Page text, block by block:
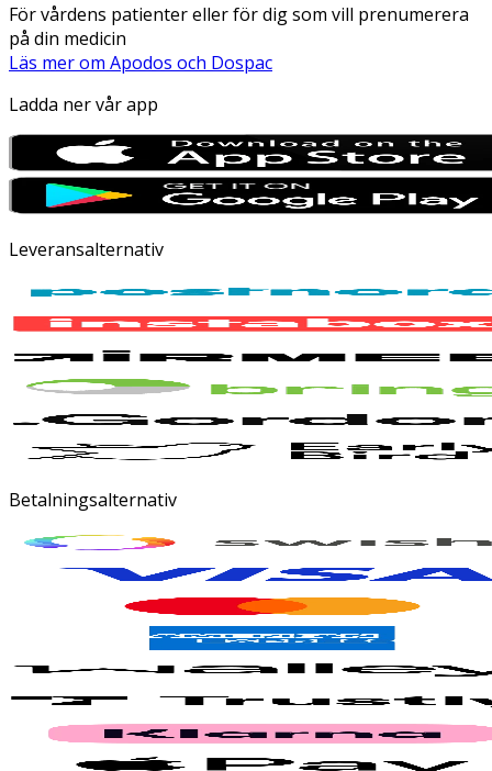
För vårdens patienter eller för dig som vill prenumerera
på din medicin
Läs mer om Apodos och Dospac
Ladda ner vår app
Leveransalternativ
Betalningsalternativ